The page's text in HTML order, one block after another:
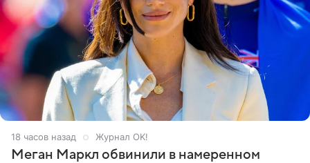
18 часов назад Журнал OK!
Меган Маркл обвинили в намеренном